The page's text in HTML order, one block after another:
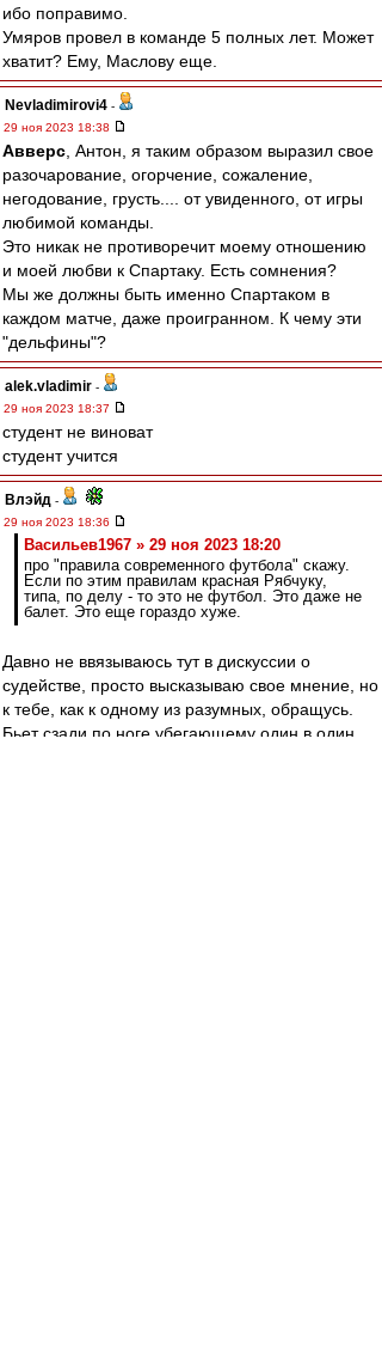
ибо поправимо.
Умяров провел в команде 5 полных лет. Может
хватит? Ему, Маслову еще.
Nevladimirovi4 -
29 ноя 2023 18:38
Авверс , Антон, я таким образом выразил свое
разочарование, огорчение, сожаление,
негодование, грусть.... от увиденного, от игры
любимой команды.
Это никак не противоречит моему отношению
и моей любви к Спартаку. Есть сомнения?
Мы же должны быть именно Спартаком в
каждом матче, даже проигранном. К чему эти
"дельфины"?
alek.vladimir -
29 ноя 2023 18:37
студент не виноват
студент учится
Влэйд -
29 ноя 2023 18:36
Васильев1967 » 29 ноя 2023 18:20
про "правила современного футбола" скажу.
Если по этим правилам красная Рябчуку,
типа, по делу - то это не футбол. Это даже не
балет. Это еще гораздо хуже.
Давно не ввязываюсь тут в дискуссии о
судействе, просто высказываю свое мнение, но
к тебе, как к одному из разумных, обращусь.
Бьет сзади по ноге убегающему один в один